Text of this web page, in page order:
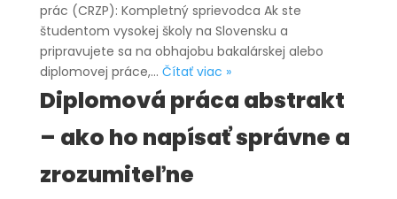
prác (CRZP): Kompletný sprievodca Ak ste
študentom vysokej školy na Slovensku a
pripravujete sa na obhajobu bakalárskej alebo
diplomovej práce,… Čítať viac »Centrálny
register
záverečných
a
kvalifikačných
Diplomová práca abstrakt
– ako ho napísať správne a
zrozumiteľne